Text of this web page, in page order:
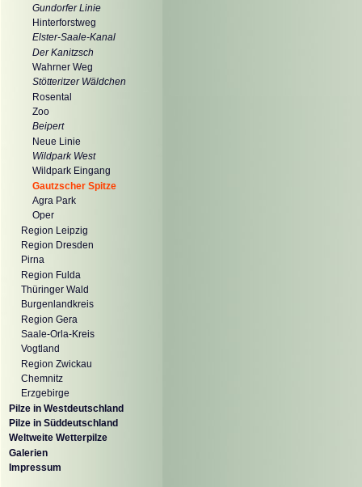
Gundorfer Linie
Hinterforstweg
Elster-Saale-Kanal
Der Kanitzsch
Wahrner Weg
Stötteritzer Wäldchen
Rosental
Zoo
Beipert
Neue Linie
Wildpark West
Wildpark Eingang
Gautzscher Spitze
Agra Park
Oper
Region Leipzig
Region Dresden
Pirna
Region Fulda
Thüringer Wald
Burgenlandkreis
Region Gera
Saale-Orla-Kreis
Vogtland
Region Zwickau
Chemnitz
Erzgebirge
Pilze in Westdeutschland
Pilze in Süddeutschland
Weltweite Wetterpilze
Galerien
Impressum